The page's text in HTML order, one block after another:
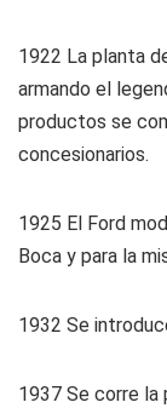
1922 La planta
armando el
productos se
concesionarios.
1925 El Ford
Boca y para la
1932 Se
1937 Se corre la